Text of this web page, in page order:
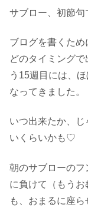
サブロー、初節句
ブログを書くた
どのタイミング
う15週目には、
なってきました。
いつ出来たか、
いくらいかも♡
朝のサブローの
に負けて（もう
も、おまるに座